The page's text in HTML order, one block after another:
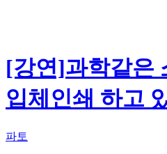
[강연]과학같은
입체인쇄 하고
파토